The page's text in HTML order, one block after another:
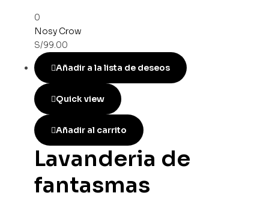
0
Nosy Crow
S/99.00
Añadir a la lista de deseos
Quick view
Añadir al carrito
Lavanderia de
fantasmas